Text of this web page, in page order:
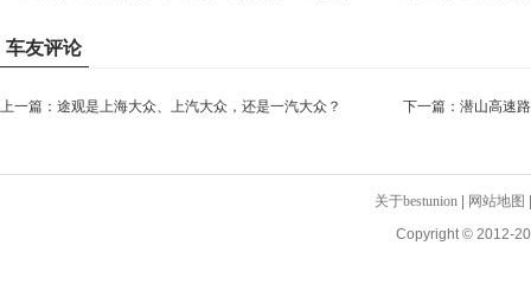
车友评论
上一篇： 途观是上海大众、上汽大众，还是一汽大众？ 下一篇： 潜山高速
关于bestunion | 网站地图
Copyright © 2012-